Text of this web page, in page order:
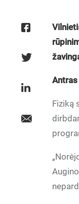
Fiziką